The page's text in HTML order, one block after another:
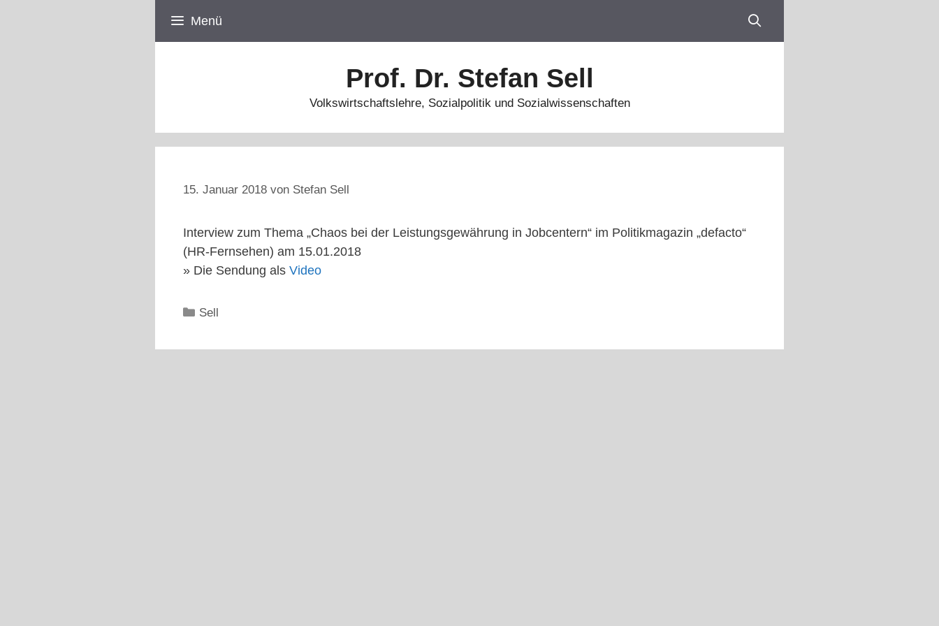
Menü
Prof. Dr. Stefan Sell
Volkswirtschaftslehre, Sozialpolitik und Sozialwissenschaften
15. Januar 2018 von Stefan Sell
Interview zum Thema „Chaos bei der Leistungsgewährung in Jobcentern“ im Politikmagazin „defacto“
(HR-Fernsehen) am 15.01.2018
» Die Sendung als Video
Kategorien
Sell